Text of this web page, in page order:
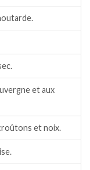
et aux
et noix.